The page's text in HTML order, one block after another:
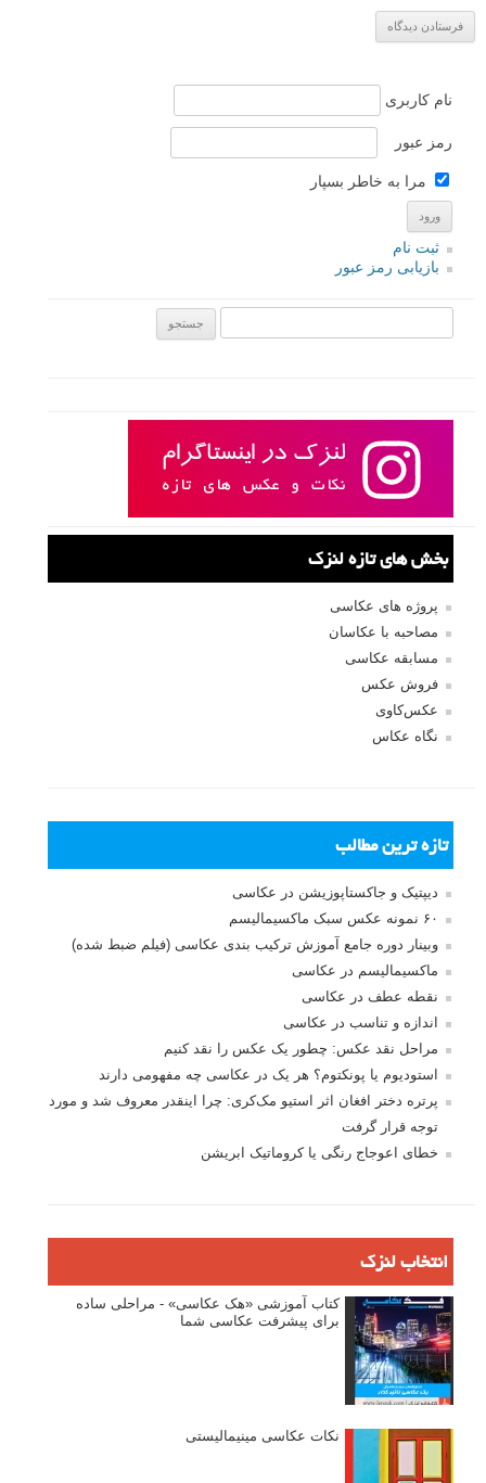
نام کاربری
رمز عبور
مرا به خاطر بسپار
ثبت نام
بازیابی رمز عبور
بخش های تازه لنزک
پروژه های عکاسی
مصاحبه با عکاسان
مسابقه عکاسی
فروش عکس
عکس‌کاوی
نگاه عکاس
تازه ترین مطالب
دیپتیک و جاکستا‌پوزیشن در عکاسی
۶۰ نمونه عکس سبک ماکسیمالیسم
وبینار دوره جامع آموزش ترکیب بندی عکاسی (فیلم ضبط شده)
ماکسیمالیسم در عکاسی
نقطه عطف در عکاسی
اندازه و تناسب در عکاسی
مراحل نقد عکس: چطور یک عکس را نقد کنیم
استودیوم یا پونکتوم؟ هر یک در عکاسی چه مفهومی دارند
پرتره دختر افغان اثر استیو مک‌کری: چرا اینقدر معروف شد و مورد
توجه قرار گرفت
خطای اعوجاج رنگی یا کروماتیک ابریشن
انتخاب لنزک
کتاب آموزشی «هک عکاسی» - مراحلی ساده
برای پیشرفت عکاسی شما
نکات عکاسی مینیمالیستی